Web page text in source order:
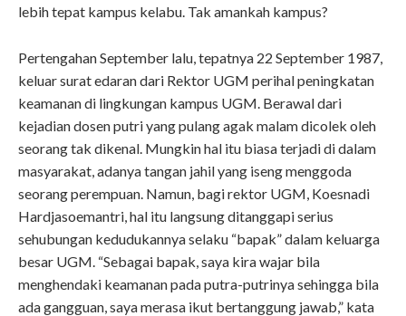
lebih tepat kampus kelabu. Tak amankah kampus?
Pertengahan September lalu, tepatnya 22 September 1987,
keluar surat edaran dari Rektor UGM perihal peningkatan
keamanan di lingkungan kampus UGM. Berawal dari
kejadian dosen putri yang pulang agak malam dicolek oleh
seorang tak dikenal. Mungkin hal itu biasa terjadi di dalam
masyarakat, adanya tangan jahil yang iseng menggoda
seorang perempuan. Namun, bagi rektor UGM, Koesnadi
Hardjasoemantri, hal itu langsung ditanggapi serius
sehubungan kedudukannya selaku “bapak” dalam keluarga
besar UGM. “Sebagai bapak, saya kira wajar bila
menghendaki keamanan pada putra-putrinya sehingga bila
ada gangguan, saya merasa ikut bertanggung jawab,” kata